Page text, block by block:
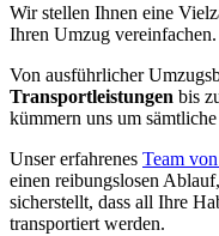
Wir stellen Ihnen eine
Ihren Umzug vereinfachen.
Von ausführlicher
Transportleistungen bis
kümmern uns um
Unser erfahrenes Team
einen reibungslosen
sicherstellt, dass all Ihre
transportiert werden.